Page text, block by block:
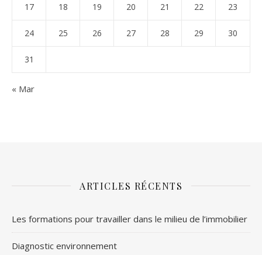
17 18 19 20 21 22 23
24 25 26 27 28 29 30
31
« Mar
ARTICLES RÉCENTS
Les formations pour travailler dans le milieu de l’immobilier
Diagnostic environnement